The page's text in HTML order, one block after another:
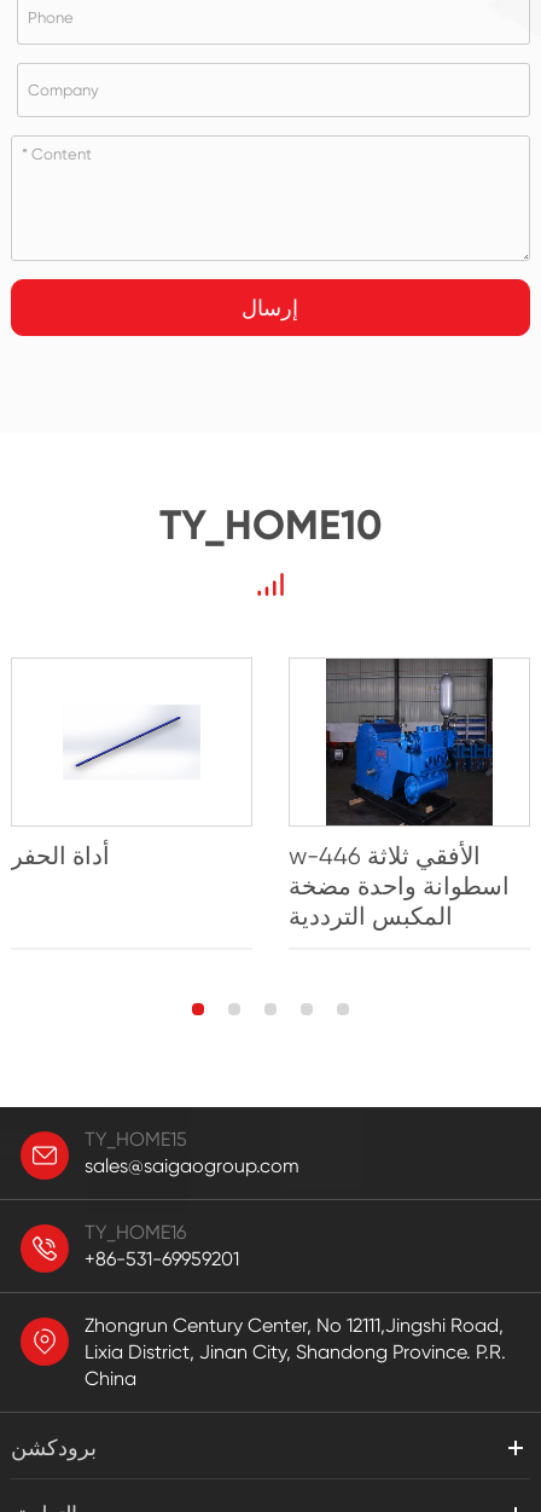
إرسال
TY_HOME10
أداة الحفر
w-446 الأفقي ثلاثة
اسطوانة واحدة مضخة
المكبس الترددية
TY_HOME15
sales@saigaogroup.com
TY_HOME16
+86-531-69959201
Zhongrun Century Center, No 12111,Jingshi Road,
Lixia District, Jinan City, Shandong Province. P.R.
China
برودكشن